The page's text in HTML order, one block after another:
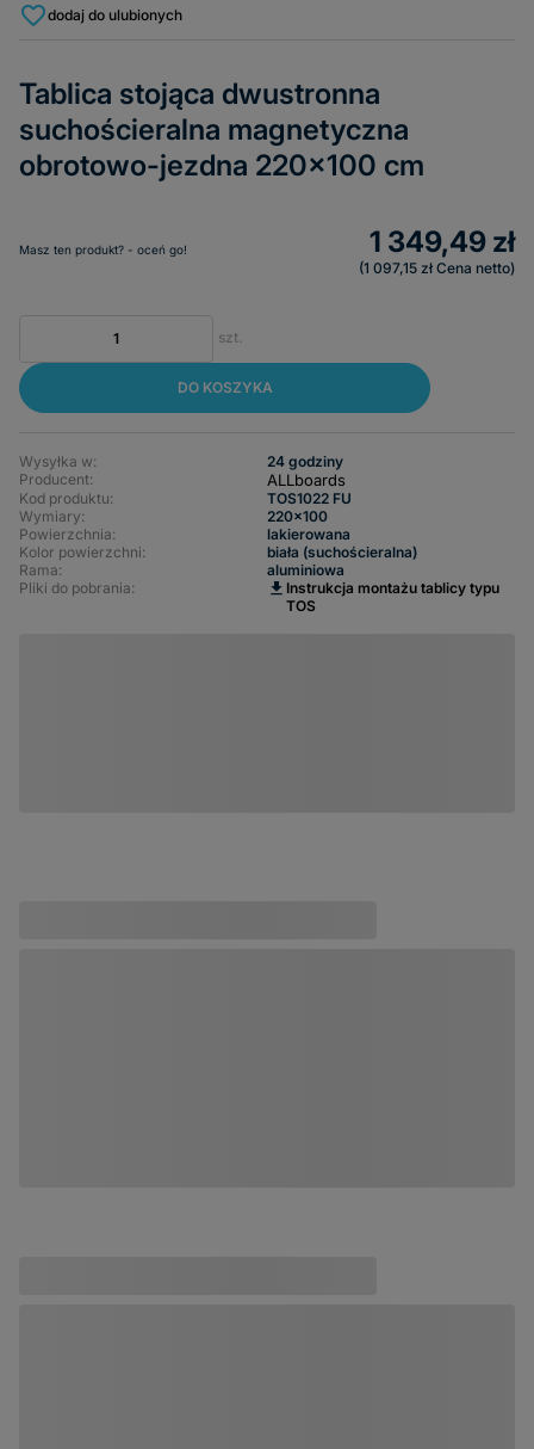
dodaj do ulubionych
Tablica stojąca dwustronna
suchościeralna magnetyczna
obrotowo-jezdna 220x100 cm
Masz ten produkt? - oceń go! 1 349,49 zł
1 097,15 zł Cena netto
szt.
DO KOSZYKA
Wysyłka w:
24 godziny
Producent:
ALLboards
Kod produktu:
TOS1022 FU
Wymiary
220x100
Powierzchnia
lakierowana
Kolor powierzchni
biała (suchościeralna)
Rama
aluminiowa
Pliki do pobrania:
Instrukcja montażu tablicy typu
TOS